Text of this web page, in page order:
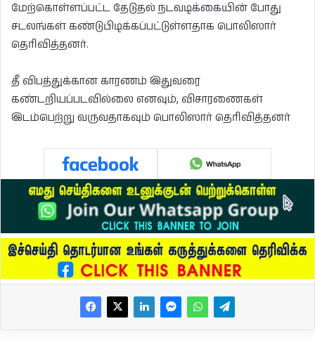
மேற்கொள்ளப்பட்ட தேடுதல் நடவடிக்கையின் போது
சடலங்கள் கண்டுபிடிக்கப்பட்டுள்ளதாக பொலிஸார்
தெரிவித்தனர்.
தீ விபத்துக்கான காரணம் இதுவரை
கண்டறியப்படவில்லை எனவும், விசாரணைகள்
இடம்பெற்று வருவதாகவும் பொலிஸார் தெரிவித்தனர்